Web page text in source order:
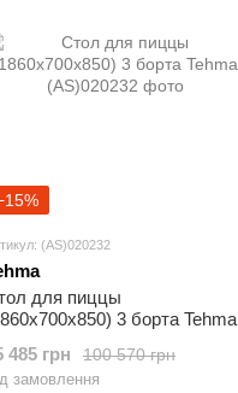
(AS)020232
для пиццы
3 борта Tehma
100 570 грн
485 грн
замовлення